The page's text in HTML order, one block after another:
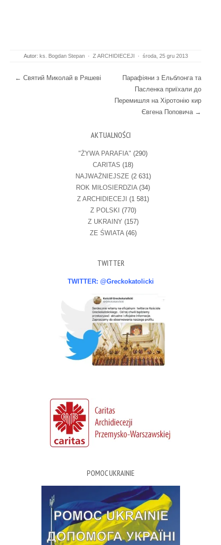
Autor: ks. Bogdan Stepan · Z ARCHIDIECEJI · środa, 25 gru 2013
Post navigation
← Святий Миколай в Ряшеві
Парафіяни з Ельблонга та
Пасленка приїхали до
Перемишля на Хіротонію кир
Євгена Поповича →
AKTUALNOŚCI
"ŻYWA PARAFIA" (290)
CARITAS (18)
NAJWAŻNIEJSZE (2 631)
ROK MIŁOSIERDZIA (34)
Z ARCHIDIECEJI (1 581)
Z POLSKI (770)
Z UKRAINY (157)
ZE ŚWIATA(46)
TWITTER
TWITTER: @Greckokatolicki
POMOC UKRAINIE